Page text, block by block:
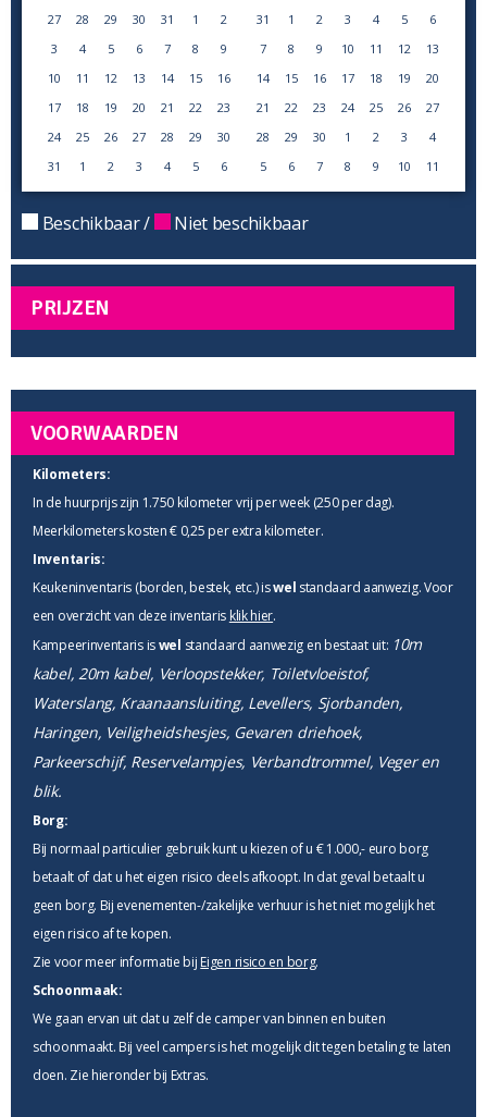
27
28 29 30 31 1
2
3
4 5 6 7 8
9
10
11 12 13 14 15
16
17
18 19 20 21 22
23
24
25 26 27 28 29
30
31
1 2 3 4 5 6
31
1 2 3 4 5
6
7
8 9 10 11 12
13
14
15 16 17 18 19
20
21
22 23 24 25 26
27
28
29 30 1 2 3
4
5
6 7 8 9 10 11
Beschikbaar / Niet beschikbaar
PRIJZEN
VOORWAARDEN
Kilometers:
In de huurprijs zijn 1.750 kilometer vrij per week (250 per dag).
Meerkilometers kosten € 0,25 per extra kilometer.
Inventaris:
Keukeninventaris (borden, bestek, etc.) iswel standaard aanwezig. Voor
een overzicht van deze inventaris klik hier.
Kampeerinventaris iswel standaard aanwezig en bestaat uit: 10m
kabel, 20m kabel, Verloopstekker, Toiletvloeistof,
Waterslang, Kraanaansluiting, Levellers, Sjorbanden,
Haringen, Veiligheidshesjes, Gevaren driehoek,
Parkeerschijf, Reservelampjes, Verbandtrommel, Veger en
blik.
Borg:
Bij normaal particulier gebruik kunt u kiezen of u € 1.000,- euro borg
betaalt of dat u het eigen risico deels afkoopt. In dat geval betaalt u
geen borg. Bij evenementen-/zakelijke verhuur is het niet mogelijk het
eigen risico af te kopen.
Zie voor meer informatie bij Eigen risico en borg.
Schoonmaak:
We gaan ervan uit dat u zelf de camper van binnen en buiten
schoonmaakt. Bij veel campers is het mogelijk dit tegen betaling te laten
doen. Zie hieronder bij Extras.